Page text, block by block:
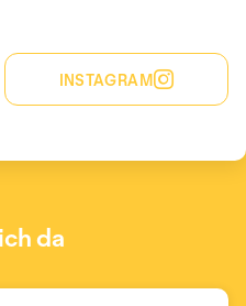
INSTAGRAM
da